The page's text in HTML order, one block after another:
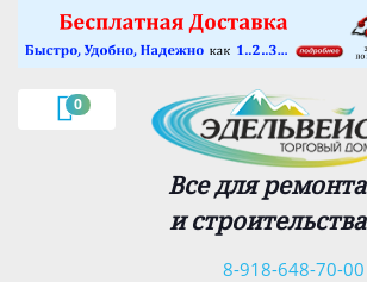
0
Все для ремонта
и строительства
8-918-648-70-00